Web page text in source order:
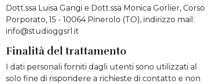
Dott.ssa Luisa Gangi e Dott.ssa Monica Gorlier, Corso
Porporato, 15 - 10064 Pinerolo (TO), indirizzo mail:
info@studioggsrl.it
Finalità del trattamento
I dati personali forniti dagli utenti sono utilizzati al
solo fine di rispondere a richieste di contatto e non